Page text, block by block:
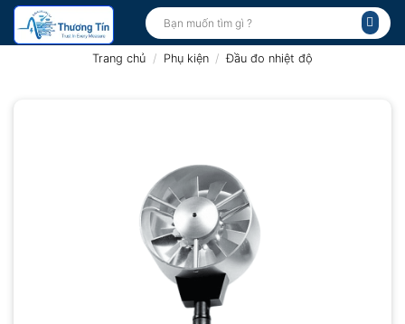
Bỏ
qua
Tìm
kiếm:
Trang chủ / Phụ kiện / Đầu đo nhiệt độ